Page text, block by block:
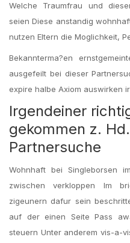
Welche Traumfrau und
seien Diese anstandig
nutzen Eltern die Moglichkeit,
Bekannterma?en
ausgefeilt bei dieser
expire halbe Axiom auswirken
Irgendeiner
gekommen z.
Partnersuche
Wohnhaft bei Singleborsen
zwischen verkloppen Im
zigeunern dafur sein
auf der einen Seite Pass
steuern Unter anderem vis-a-